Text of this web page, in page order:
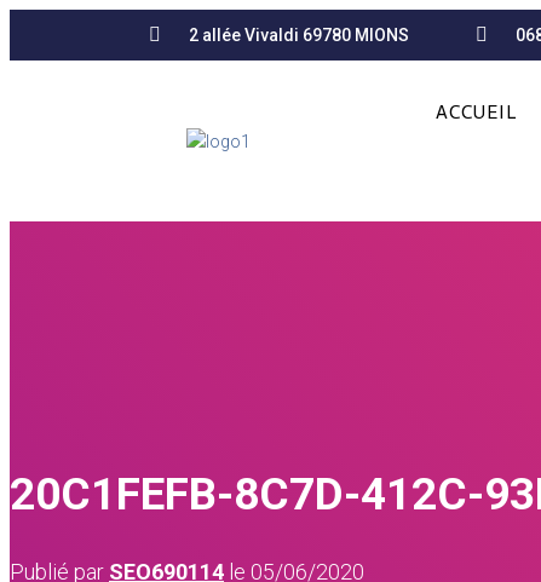
2 allée Vivaldi 69780 MIONS
ACCUEIL
20C1FEFB-8C7D-412C-
Publié par SEO690114 le 05/06/2020